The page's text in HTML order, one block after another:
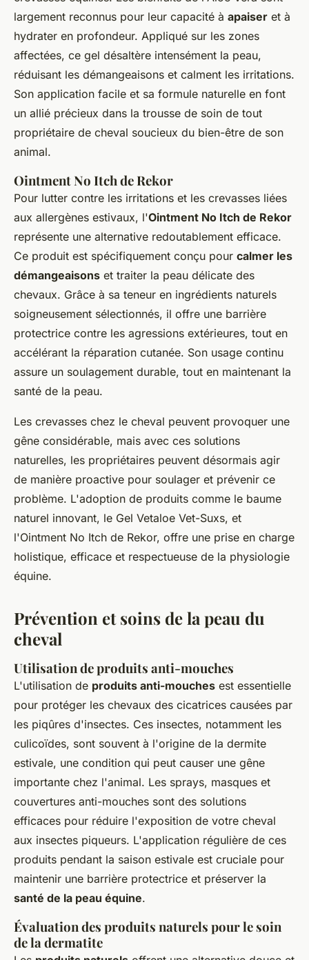
largement reconnus pour leur capacité à apaiser et à
hydrater en profondeur. Appliqué sur les zones
affectées, ce gel désaltère intensément la peau,
réduisant les démangeaisons et calment les irritations.
Son application facile et sa formule naturelle en font
un allié précieux dans la trousse de soin de tout
propriétaire de cheval soucieux du bien-être de son
animal.
Ointment No Itch de Rekor
Pour lutter contre les irritations et les crevasses liées
aux allergènes estivaux, l'Ointment No Itch de Rekor
représente une alternative redoutablement efficace.
Ce produit est spécifiquement conçu pour calmer les
démangeaisons et traiter la peau délicate des
chevaux. Grâce à sa teneur en ingrédients naturels
soigneusement sélectionnés, il offre une barrière
protectrice contre les agressions extérieures, tout en
accélérant la réparation cutanée. Son usage continu
assure un soulagement durable, tout en maintenant la
santé de la peau.
Les crevasses chez le cheval peuvent provoquer une
gêne considérable, mais avec ces solutions
naturelles, les propriétaires peuvent désormais agir
de manière proactive pour soulager et prévenir ce
problème. L'adoption de produits comme le baume
naturel innovant, le Gel Vetaloe Vet-Suxs, et
l'Ointment No Itch de Rekor, offre une prise en charge
holistique, efficace et respectueuse de la physiologie
équine.
Prévention et soins de la peau du
cheval
Utilisation de produits anti-mouches
L'utilisation de produits anti-mouches est essentielle
pour protéger les chevaux des cicatrices causées par
les piqûres d'insectes. Ces insectes, notamment les
culicoïdes, sont souvent à l'origine de la dermite
estivale, une condition qui peut causer une gêne
importante chez l'animal. Les sprays, masques et
couvertures anti-mouches sont des solutions
efficaces pour réduire l'exposition de votre cheval
aux insectes piqueurs. L'application régulière de ces
produits pendant la saison estivale est cruciale pour
maintenir une barrière protectrice et préserver la
santé de la peau équine.
Évaluation des produits naturels pour le soin
de la dermatite